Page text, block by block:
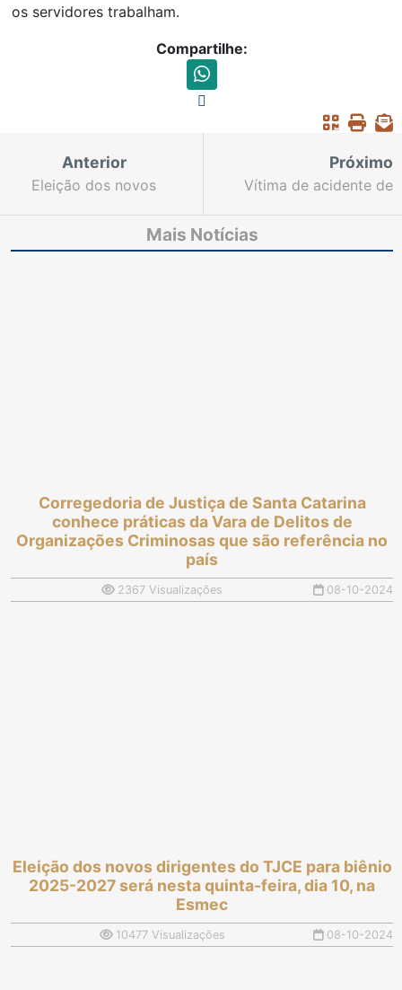
os servidores trabalham.
Compartilhe:
Anterior
Eleição dos novos
para biênio 2025-2027
será nesta quinta-feira,
Próximo
Vítima de acidente de
energia e empresa de
Mais Notícias
Corregedoria de Justiça de Santa Catarina
conhece práticas da Vara de Delitos de
Organizações Criminosas que são referência no
país
2367 Visualizações 08-10-2024
Eleição dos novos dirigentes do TJCE para biênio
2025-2027 será nesta quinta-feira, dia 10, na
Esmec
10477 Visualizações 08-10-2024